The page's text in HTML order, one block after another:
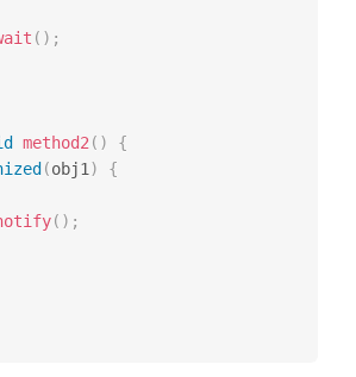
( ) ;
method2 ( )
{
(obj1 )
{
( ) ;